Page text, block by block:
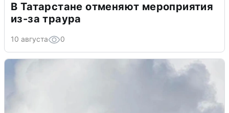
В Татарстане отменяют мероприятия
из-за траура
10 августа 0